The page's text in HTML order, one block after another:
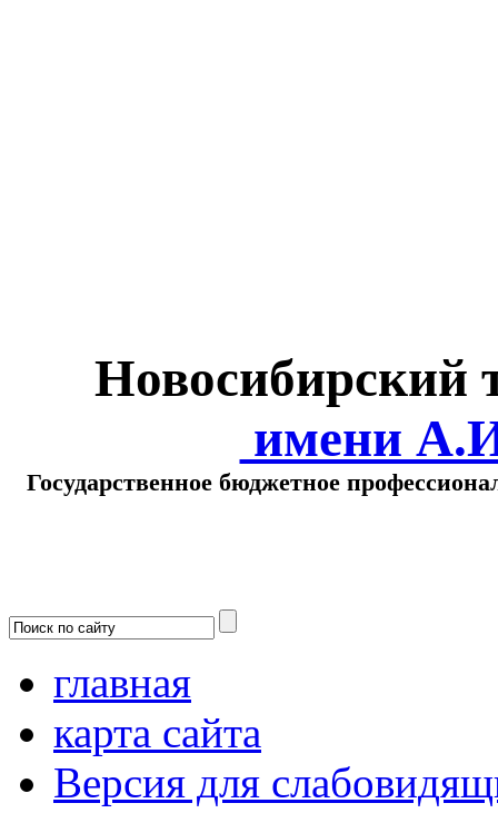
Новосибирский
имени
Государственное бюджетное
главная
карта сайта
Версия для